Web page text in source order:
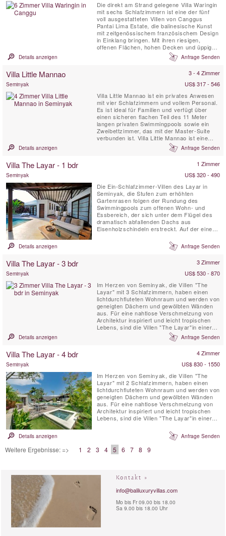
Die direkt am Strand gelegene Villa Waringin
mit sechs Schlafzimmern ist eine der fünf
voll ausgestatteten Villen von Canggus
Pantai Lima Estate, die balinesische Kunst
mit zeitgenössischem französischem Design
in Einklang bringen. Mit ihren riesigen,
offenen Flächen, hohen Decken und üppigen
Gärten ist sie eine der begehrtesten
Luxusvillen auf Bali. Die Villa Waringin
tropischen Garten und bietet ihren Gästen
Details anzeigen Anfrage Senden
Villa Little Mannao 3 - 4 Zimmer
Seminyak
US$ 317 - 546
Villa Little Mannao ist ein privates Anwesen
mit vier Schlafzimmern und vollem Personal.
Es ist ideal für Familien und verfügt über
einen sicheren flachen Teil des 11 Meter
langen privaten Swimmingpools sowie ein
Zweibettzimmer, das mit der Master-Suite
verbunden ist. Villa Little Mannao ist eine
erstaunliche Entdeckung, eingebettet in die
ruhigen Reisfelder von Kerobokan, Südbali,
trendigen und pulsierenden Seminyak
Details anzeigen Anfrage Senden
Villa The Layar - 1 bdr 1 Zimmer
Seminyak
US$ 320 - 490
Die Ein-Schlafzimmer-Villen des Layar in
Seminyak, die Stufen zum erhöhten
Gartenrasen folgen der Rundung des
Swimmingpools zum offenen Wohn- und
Essbereich, der sich unter dem Flügel des
dramatisch abfallenden Dachs aus
Eisenholzschindeln erstreckt. Auf der einen
Kombüsenküche, während auf der anderen
Seite, abgewinkelt unter dem zweiten
sein angeschlossenes Gartenbadezimmer
Details anzeigen Anfrage Senden
Villa The Layar - 3 bdr 3 Zimmer
Seminyak
US$ 530 - 870
Im Herzen von Seminyak, die Villen "The
Layar" mit 3 Schlafzimmern, haben einen
lichtdurchfluteten Wohnraum und werden von
geneigten Dächern und gewölbten Wänden
aus. Für eine nahtlose Verschmelzung von
Architektur inspiriert und leicht tropischen
Lebens, sind die Villen "The Layar"in einer
Klasse für sich. Dieses ikonische Enklave im
Herzen von Seminyak verfügt über 23 Villen,
Garten Heiligtum Fan von einem zentralen
Details anzeigen Anfrage Senden
Villa The Layar - 4 bdr 4 Zimmer
Seminyak
US$ 830 - 1550
Im Herzen von Seminyak, die Villen "The
Layar" mit 2 Schlafzimmern, haben einen
lichtdurchfluteten Wohnraum und werden von
geneigten Dächern und gewölbten Wänden
aus. Für eine nahtlose Verschmelzung von
Architektur inspiriert und leicht tropischen
Lebens, sind die Villen "The Layar"in einer
Herzen von Seminyak verfügt über 23 Villen,
die jeweils in ihrem eigenen, sehr privaten
Garten Heiligtum Fan von einem zentralen
Kolonnade...
Details anzeigen Anfrage Senden
Weitere Ergebnisse: => 1 2 3 4 5 6 7 8 9
Kontakt »
info@baliluxuryvillas.com
Mo bis Fr 09.00 bis 18.00
Sa 9.00 bis 18.00 Uhr